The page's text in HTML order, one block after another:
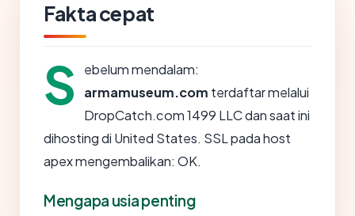
Fakta cepat
S
ebelum mendalam:
armamuseum.com terdaftar melalui
DropCatch.com 1499 LLC dan saat ini
dihosting di United States. SSL pada host
apex mengembalikan: OK.
Mengapa usia penting